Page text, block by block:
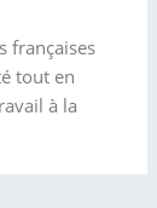
françaises
tout en
à la